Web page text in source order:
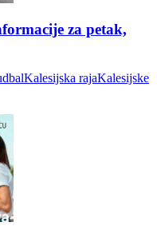
za petak,
Kalesijska rajaKalesijske